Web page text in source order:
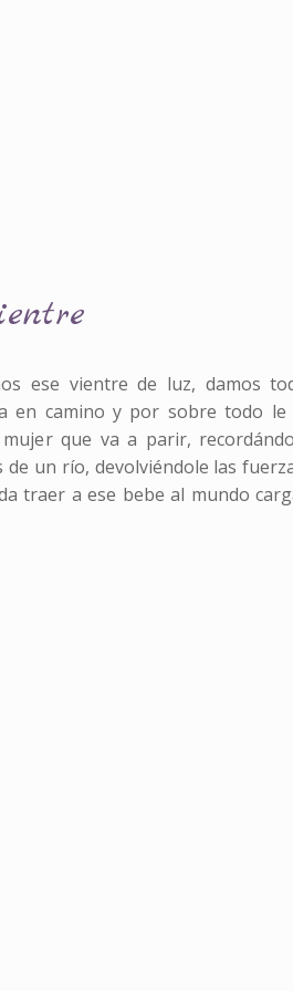
ese vientre de luz, damos
en camino y por sobre todo le
que va a parir,
un río, devolviéndole las
traer a ese bebe al mundo